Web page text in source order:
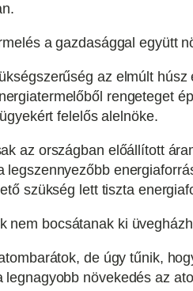
a gazdasággal együtt
az elmúlt
rengeteget
felelős alelnöke.
az országban előállított
legszennyezőbb
szükség lett tiszta
nem bocsátanak ki
de úgy tűnik,
legnagyobb növekedés az